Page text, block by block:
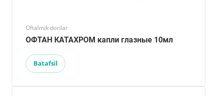
Oftalmik dorilar
ОФТАН КАТАХРОМ капли глазные 10мл
Batafsil